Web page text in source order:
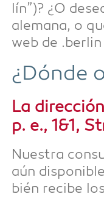
lín”)? ¿O
ale­ma­na, o
web de
¿Dón­de
La
p. e., 1&1,
Nues­tra
aún
bién reci­be